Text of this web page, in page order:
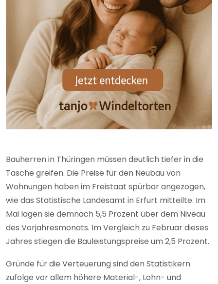
Bauherren in Thüringen müssen deutlich tiefer in die
Tasche greifen. Die Preise für den Neubau von
Wohnungen haben im Freistaat spürbar angezogen,
wie das Statistische Landesamt in Erfurt mitteilte. Im
Mai lagen sie demnach 5,5 Prozent über dem Niveau
des Vorjahresmonats. Im Vergleich zu Februar dieses
Jahres stiegen die Bauleistungspreise um 2,5 Prozent.
Gründe für die Verteuerung sind den Statistikern
zufolge vor allem höhere Material-, Lohn- und